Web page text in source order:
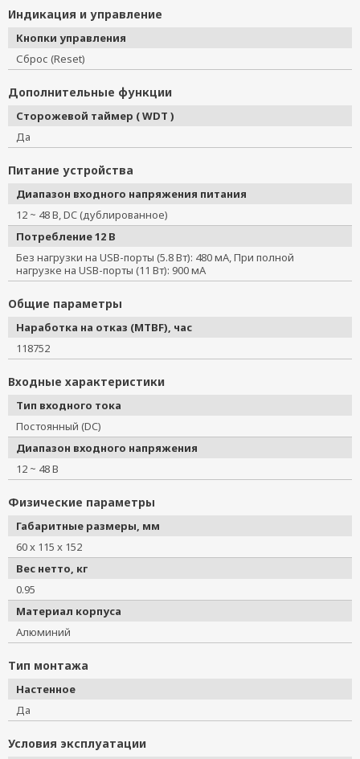
Индикация и управление
Кнопки управления
Сброс (Reset)
Дополнительные функции
Сторожевой таймер ( WDT )
Да
Питание устройства
Диапазон входного напряжения питания
12 ~ 48 В, DC (дублированное)
Потребление 12 В
Без нагрузки на USB-порты (5.8 Вт): 480 мА, При полной
нагрузке на USB-порты (11 Вт): 900 мА
Общие параметры
Наработка на отказ (MTBF), час
118752
Входные характеристики
Тип входного тока
Постоянный (DC)
Диапазон входного напряжения
12 ~ 48 В
Физические параметры
Габаритные размеры, мм
60 x 115 x 152
Вес нетто, кг
0.95
Материал корпуса
Алюминий
Тип монтажа
Настенное
Да
Условия эксплуатации